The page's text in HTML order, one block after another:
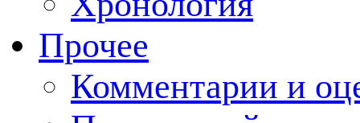
Прочее
Комментарии и